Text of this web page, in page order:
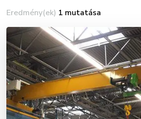
Eredmény(ek) 1 mutatása